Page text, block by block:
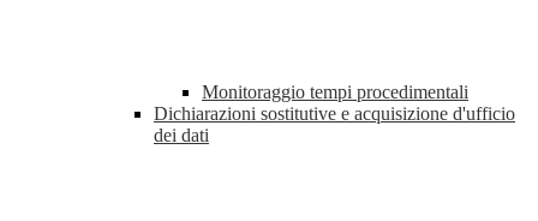
Monitoraggio tempi procedimentali
Dichiarazioni sostitutive e acquisizione d'ufficio
dei dati